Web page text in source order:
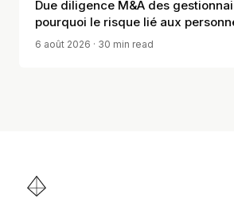
Due diligence M&A des
pourquoi le risque lié aux
et à la distribution compte
6 août 2026 · 30 min read